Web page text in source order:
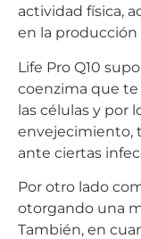
actividad física,
en la producción
Life Pro Q10
coenzima que
las células y por
envejecimiento,
ante ciertas
Por otro lado
otorgando una
También, en